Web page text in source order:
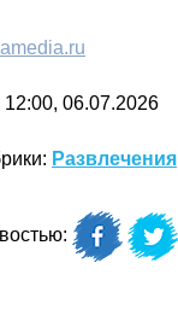
06.07.2026
Развлечения